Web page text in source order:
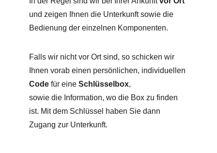
und zeigen Ihnen die Unterkunft sowie die
Bedienung der einzelnen Komponenten.
Falls wir nicht vor Ort sind, so schicken wir
Ihnen vorab einen persönlichen, individuellen
Code für eine Schlüsselbox,
sowie die Information, wo die Box zu finden
ist. Mit dem Schlüssel haben Sie dann
Zugang zur Unterkunft.